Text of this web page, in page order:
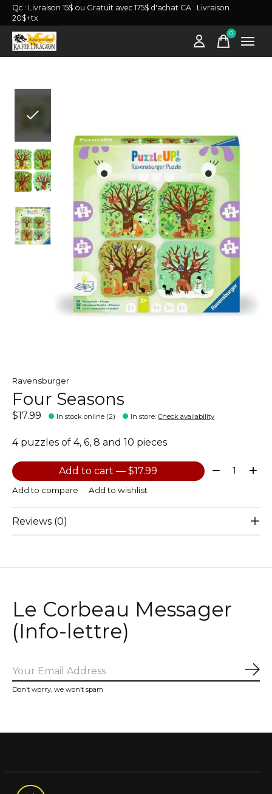
Qc : Livraison 15$ ou Gratuit avec 175$ d'achat CA : Livraison
20$+tx
0items
Ravensburger
Four Seasons
$17.99 In stock online (2) In store:Check availability
4 puzzles of 4, 6, 8 and 10 pieces
Add to cart — $17.99 Quantity:
Add to compare Add to wishlist
Reviews (0)
Le Corbeau Messager
(Info-lettre)
Don’t worry, we won’t spam